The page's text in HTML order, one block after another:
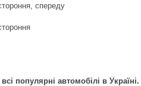
спереду
популярні автомобілі в Україні.